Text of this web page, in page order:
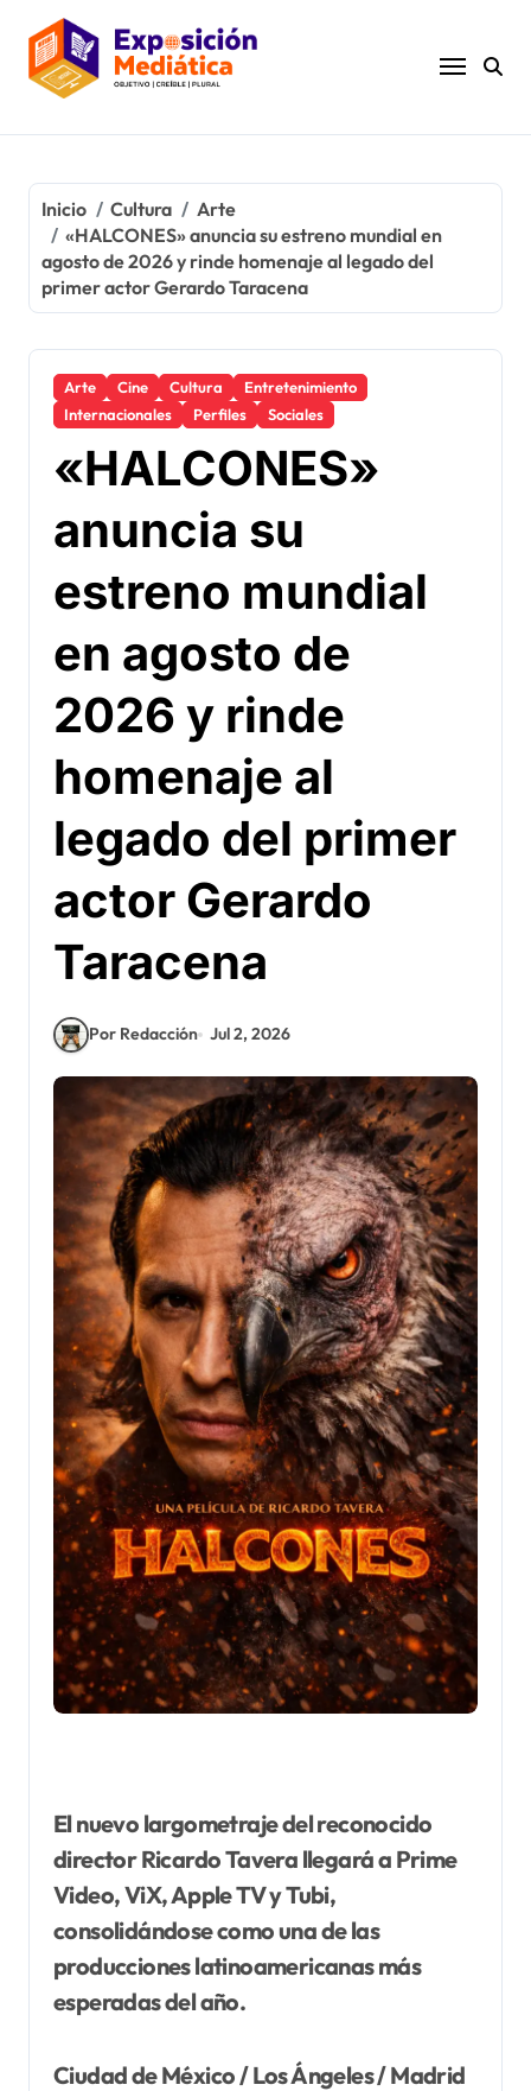
contenido
Inicio Cultura
Arte
«HALCONES» anuncia su estreno mundial en
agosto de 2026 y rinde homenaje al legado del
primer actor Gerardo Taracena
Arte Cine Cultura
Entretenimiento
Internacionales
Perfiles Sociales
«HALCONES»
anuncia su
estreno mundial
en agosto de
2026 y rinde
homenaje al
legado del primer
actor Gerardo
Taracena
Por Redacción Jul 2, 2026
El nuevo largometraje del reconocido
director Ricardo Tavera llegará a Prime
Video, ViX, Apple TV y Tubi,
consolidándose como una de las
producciones latinoamericanas más
esperadas del año.
Ciudad de México / Los Ángeles / Madrid